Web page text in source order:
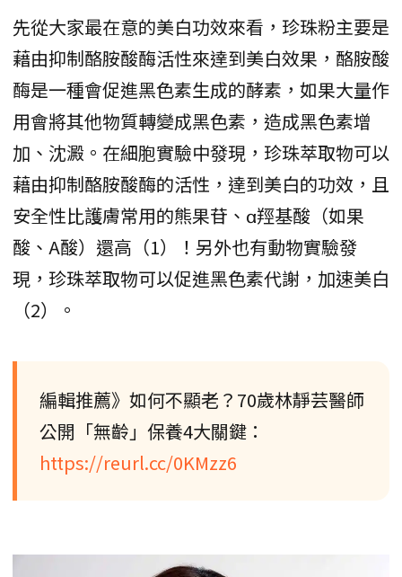
先從大家最在意的美白功效來看，珍珠粉主要是
藉由抑制酪胺酸酶活性來達到美白效果，酪胺酸
酶是一種會促進黑色素生成的酵素，如果大量作
用會將其他物質轉變成黑色素，造成黑色素增
加、沈澱。在細胞實驗中發現，珍珠萃取物可以
藉由抑制酪胺酸酶的活性，達到美白的功效，且
安全性比護膚常用的熊果苷、α羥基酸（如果
酸、A酸）還高（1）！另外也有動物實驗發
現，珍珠萃取物可以促進黑色素代謝，加速美白
（2）。
編輯推薦》如何不顯老？70歲林靜芸醫師
公開「無齡」保養4大關鍵：
https://reurl.cc/0KMzz6